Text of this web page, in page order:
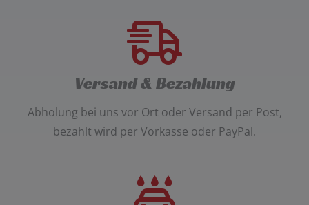
Versand & Bezahlung
Abholung bei uns vor Ort oder Versand per Post,
bezahlt wird per Vorkasse oder PayPal.